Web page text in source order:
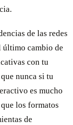
de las redes
último cambio de
con tu
nunca si tu
es mucho
los formatos
de